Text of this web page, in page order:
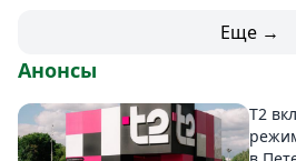
Еще →
Анонсы
Т2